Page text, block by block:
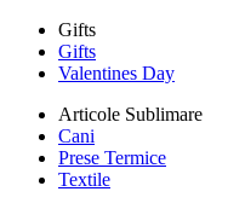
Gifts
Gifts
Valentines Day
Articole Sublimare
Cani
Prese Termice
Textile